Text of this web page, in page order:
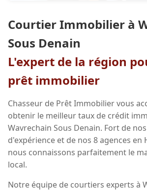
Courtier Immobilier à
Sous Denain
L'expert de la région
prêt immobilier
Chasseur de Prêt Immobilier vous
obtenir le meilleur taux de crédit
Wavrechain Sous Denain. Fort de
d'expérience et de nos 8 agences en
nous connaissons parfaitement le
local.
Notre équipe de courtiers experts à